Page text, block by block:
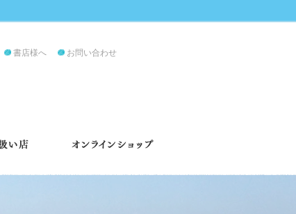
書店様へ お問い合わせ